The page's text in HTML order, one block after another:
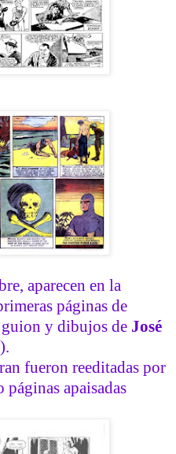
aparecen en la
páginas de
guion y dibujos de José
fueron reeditadas por
páginas apaisadas